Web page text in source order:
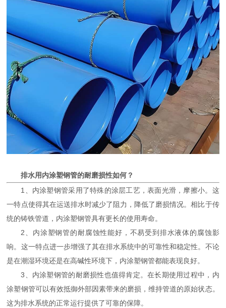
排水用内涂塑钢管的耐磨损性如何？
1、内涂塑钢管采用了特殊的涂层工艺，表面光滑，摩擦小。这
一特点使得其在运送排水时减少了阻力，降低了磨损情况。相比于传
统的铸铁管道，内涂塑钢管具有更长的使用寿命。
2、内涂塑钢管的耐腐蚀性能好，不易受到排水液体的腐蚀影
响。这一特点进一步增强了其在排水系统中的可靠性和稳定性。不论
是在潮湿环境还是在高碱性环境下，内涂塑钢管都能表现良好。
3、内涂塑钢管的耐磨损性也值得肯定。在长期使用过程中，内
涂塑钢管可以有效抵御外部因素带来的磨损，维持管道的原始状态。
这为排水系统的正常运行提供了可靠的保障。